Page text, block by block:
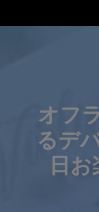
オフ
るデ
日